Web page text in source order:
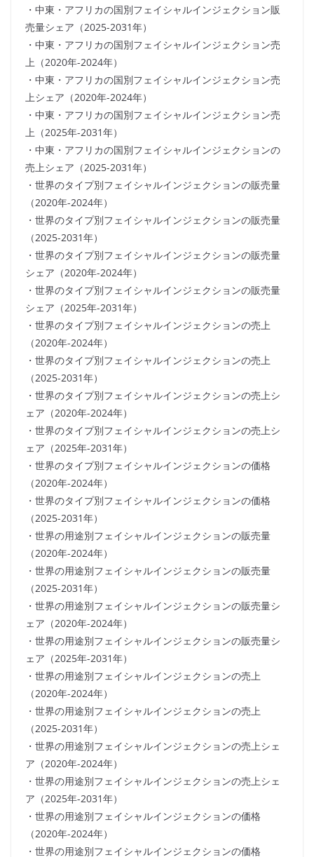
・中東・アフリカの国別フェイシャルインジェクション販
売量シェア（2025-2031年）
・中東・アフリカの国別フェイシャルインジェクション売
上（2020年-2024年）
・中東・アフリカの国別フェイシャルインジェクション売
上シェア（2020年-2024年）
・中東・アフリカの国別フェイシャルインジェクション売
上（2025年-2031年）
・中東・アフリカの国別フェイシャルインジェクションの
売上シェア（2025-2031年）
・世界のタイプ別フェイシャルインジェクションの販売量
（2020年-2024年）
・世界のタイプ別フェイシャルインジェクションの販売量
（2025-2031年）
・世界のタイプ別フェイシャルインジェクションの販売量
シェア（2020年-2024年）
・世界のタイプ別フェイシャルインジェクションの販売量
シェア（2025年-2031年）
・世界のタイプ別フェイシャルインジェクションの売上
（2020年-2024年）
・世界のタイプ別フェイシャルインジェクションの売上
（2025-2031年）
・世界のタイプ別フェイシャルインジェクションの売上シ
ェア（2020年-2024年）
・世界のタイプ別フェイシャルインジェクションの売上シ
ェア（2025年-2031年）
・世界のタイプ別フェイシャルインジェクションの価格
（2020年-2024年）
・世界のタイプ別フェイシャルインジェクションの価格
（2025-2031年）
・世界の用途別フェイシャルインジェクションの販売量
（2020年-2024年）
・世界の用途別フェイシャルインジェクションの販売量
（2025-2031年）
・世界の用途別フェイシャルインジェクションの販売量シ
ェア（2020年-2024年）
・世界の用途別フェイシャルインジェクションの販売量シ
ェア（2025年-2031年）
・世界の用途別フェイシャルインジェクションの売上
（2020年-2024年）
・世界の用途別フェイシャルインジェクションの売上
（2025-2031年）
・世界の用途別フェイシャルインジェクションの売上シェ
ア（2020年-2024年）
・世界の用途別フェイシャルインジェクションの売上シェ
ア（2025年-2031年）
・世界の用途別フェイシャルインジェクションの価格
（2020年-2024年）
・世界の用途別フェイシャルインジェクションの価格